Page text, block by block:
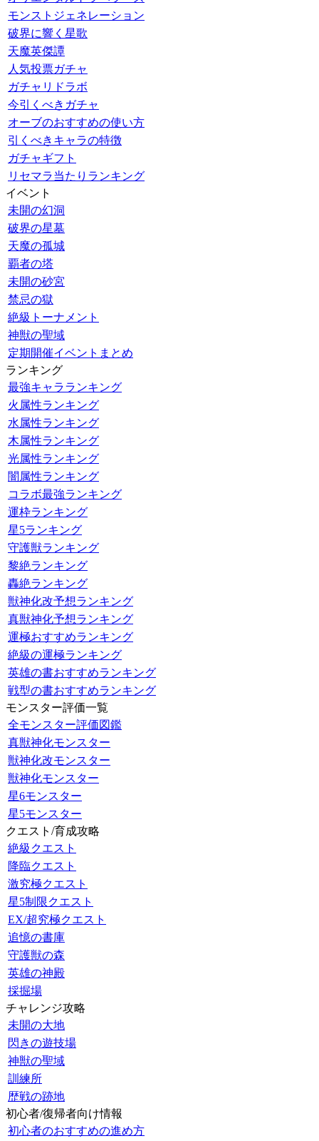
モンストジェネレーション
破界に響く星歌
天魔英傑譚
人気投票ガチャ
ガチャリドラボ
今引くべきガチャ
オーブのおすすめの使い方
引くべきキャラの特徴
ガチャギフト
リセマラ当たりランキング
イベント
未開の幻洞
破界の星墓
天魔の孤城
覇者の塔
未開の砂宮
禁忌の獄
絶級トーナメント
神獣の聖域
定期開催イベントまとめ
ランキング
最強キャラランキング
火属性ランキング
水属性ランキング
木属性ランキング
光属性ランキング
闇属性ランキング
コラボ最強ランキング
運枠ランキング
星5ランキング
守護獣ランキング
黎絶ランキング
轟絶ランキング
獣神化改予想ランキング
真獣神化予想ランキング
運極おすすめランキング
絶級の運極ランキング
英雄の書おすすめランキング
戦型の書おすすめランキング
モンスター評価一覧
全モンスター評価図鑑
真獣神化モンスター
獣神化改モンスター
獣神化モンスター
星6モンスター
星5モンスター
クエスト/育成攻略
絶級クエスト
降臨クエスト
激究極クエスト
星5制限クエスト
EX/超究極クエスト
追憶の書庫
守護獣の森
英雄の神殿
採掘場
チャレンジ攻略
未開の大地
閃きの遊技場
神獣の聖域
訓練所
歴戦の跡地
初心者/復帰者向け情報
初心者のおすすめの進め方